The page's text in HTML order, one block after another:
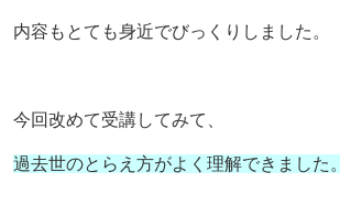
内容もとても身近でびっくりしました。
今回改めて受講してみて、
過去世のとらえ方がよく理解できました。